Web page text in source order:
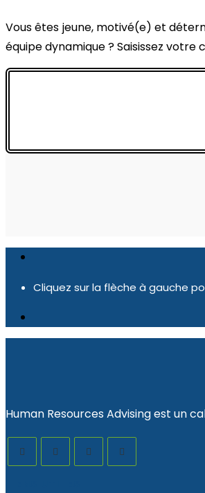
Vous êtes jeune, motivé(e) et
équipe dynamique ? Saisissez
Cliquez sur la flèche à gauche
Human Resources Advising est un